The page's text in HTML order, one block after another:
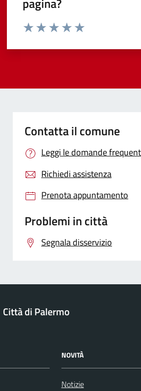
Contatta il comune
Leggi le domande
Richiedi assistenza
Prenota appuntamento
Problemi in città
Segnala disservizio
Città di Palermo
NOVITÀ
Notizie